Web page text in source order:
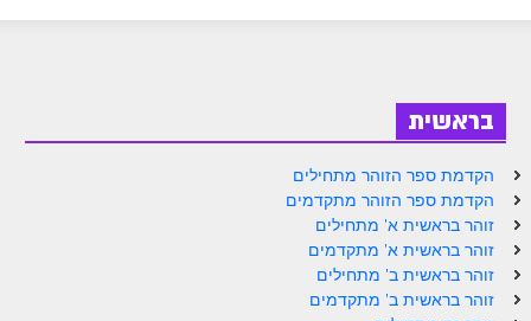
ספר הזוהר נח מתחילים
ספר הזוהר נח מתקדמים
ספר הזוהר לך לך מתחילים
ספר הזוהר לך לך מתקדמים
ספר הזוהר וירא מתחילים
בראשית
הקדמת ספר הזוהר מתחילים
הקדמת ספר הזוהר מתקדמים
זוהר בראשית א' מתחילים
זוהר בראשית א' מתקדמים
זוהר בראשית ב' מתחילים
זוהר בראשית ב' מתקדמים